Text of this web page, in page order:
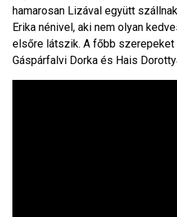
hamarosan Lizával együtt
Erika nénivel, aki nem olyan
elsőre látszik. A főbb szerepeket
Gáspárfalvi Dorka és Hais